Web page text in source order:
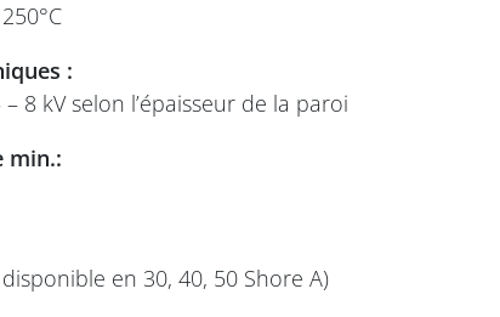
:
8 kV selon l’épaisseur de la paroi
min.:
en 30, 40, 50 Shore A)